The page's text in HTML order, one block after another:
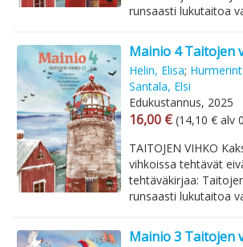
runsaasti lukutaitoa
Mainio 4 Taitojen
Helin, Elisa;
Santala, Elsi
Edukustannus, 2025
Arvonlisäverollinen
16,00 € (14,10 € alv
TAITOJEN VIHKO
vihkoissa tehtävät
tehtäväkirjaa:
runsaasti lukutaitoa
Mainio 3 Taitojen